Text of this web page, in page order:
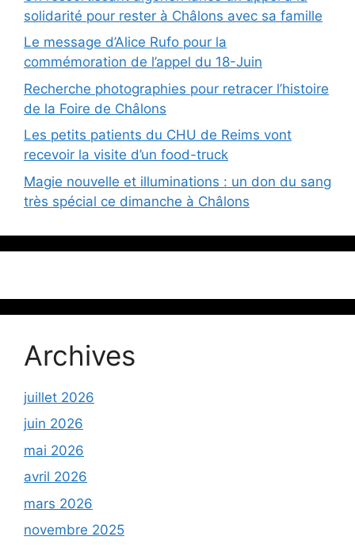
solidarité pour rester à Châlons avec sa famille
Le message d’Alice Rufo pour la
commémoration de l’appel du 18-Juin
Recherche photographies pour retracer l’histoire
de la Foire de Châlons
Les petits patients du CHU de Reims vont
recevoir la visite d’un food-truck
Magie nouvelle et illuminations : un don du sang
très spécial ce dimanche à Châlons
Archives
juillet 2026
juin 2026
mai 2026
avril 2026
mars 2026
novembre 2025